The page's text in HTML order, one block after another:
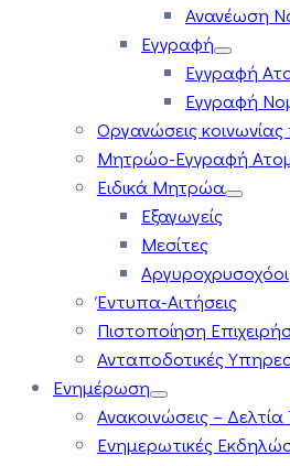
Ανανέωση
Εγγραφή
Εγγραφή
Εγγραφή
Οργανώσεις
Μητρώο-Εγγραφή
Ειδικά Μητρώα
Εξαγωγείς
Μεσίτες
Αργυροχρυσοχόοι
Έντυπα-Αιτήσεις
Πιστοποίηση
Ανταποδοτικές
Ενημέρωση
Ανακοινώσεις –
Ενημερωτικές